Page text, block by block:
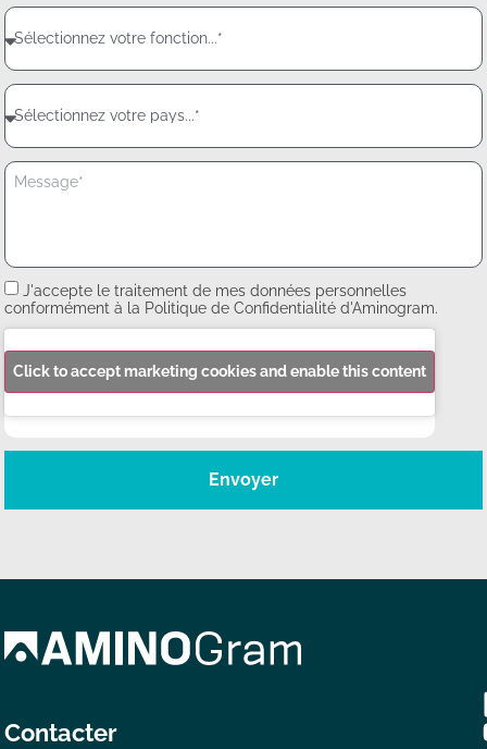
J'accepte le traitement de mes données personnelles
conformément à la Politique de Confidentialité d'Aminogram.
Click to accept marketing cookies and enable this content
Envoyer
Contacter